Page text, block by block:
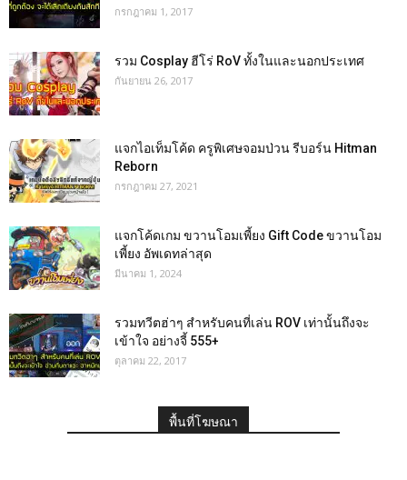
กรกฎาคม 1, 2017
รวม Cosplay ฮีโร่ RoV ทั้งในและนอกประเทศ
กันยายน 26, 2017
แจกไอเท็มโค้ด ครูพิเศษจอมป่วน รีบอร์น Hitman
Reborn
กรกฎาคม 27, 2021
แจกโค้ดเกม ขวานโอมเพี้ยง Gift Code ขวานโอม
เพี้ยง อัพเดทล่าสุด
มีนาคม 1, 2024
รวมทวีตฮ่าๆ สำหรับคนที่เล่น ROV เท่านั้นถึงจะ
เข้าใจ อย่างจี้ 555+
ตุลาคม 22, 2017
พื้นที่โฆษณา